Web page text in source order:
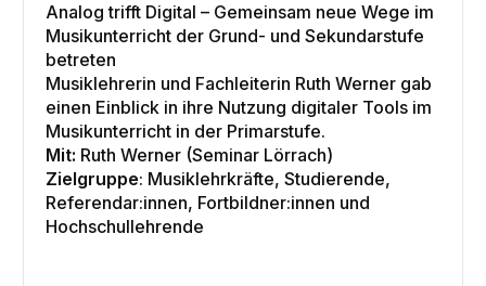
Analog trifft Digital – Gemeinsam neue Wege im
Musikunterricht der Grund- und Sekundarstufe
betreten
Musiklehrerin und Fachleiterin Ruth Werner gab
einen Einblick in ihre Nutzung digitaler Tools im
Musikunterricht in der Primarstufe.
Mit: Ruth Werner (Seminar Lörrach)
Zielgruppe: Musiklehrkräfte, Studierende,
Referendar:innen, Fortbildner:innen und
Hochschullehrende